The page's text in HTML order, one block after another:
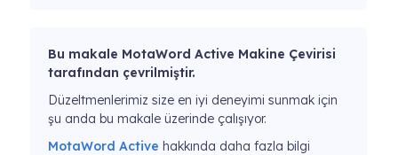
Bu makale MotaWord Active Makine Çevirisi
tarafından çevrilmiştir.
Düzeltmenlerimiz size en iyi deneyimi sunmak için
şu anda bu makale üzerinde çalışıyor.
MotaWord Active hakkında daha fazla bilgi